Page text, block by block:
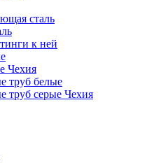
сталь
к ней
Чехия
труб белые
труб серые Чехия